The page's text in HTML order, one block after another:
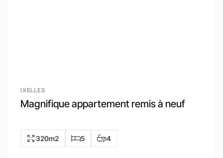
IXELLES
Magnifique appartement remis à neuf
320m2 5 4